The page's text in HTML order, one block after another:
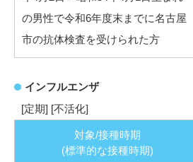
の男性で令和6年度末までに名古屋
市の抗体検査を受けられた方
インフルエンザ
[定期] [不活化]
対象/接種時期
(標準的な接種時期)